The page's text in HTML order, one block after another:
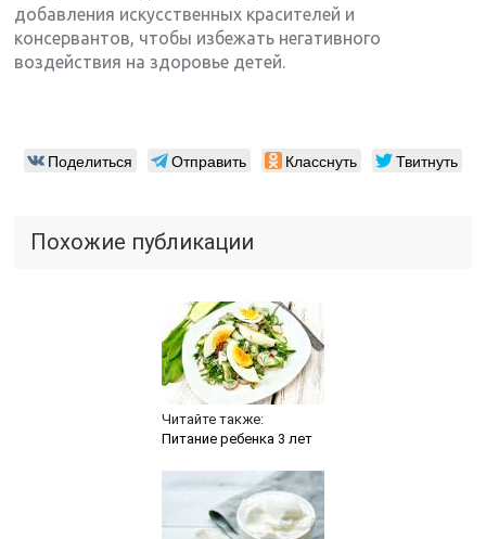
добавления искусственных красителей и
консервантов, чтобы избежать негативного
воздействия на здоровье детей.
Поделиться Отправить Класснуть Твитнуть
Похожие публикации
Читайте также:
Питание ребенка 3 лет